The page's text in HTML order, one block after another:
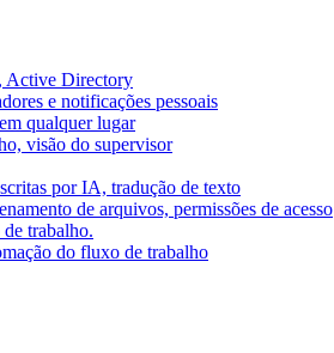
Active Directory
e notificações pessoais
qualquer lugar
visão do supervisor
por IA, tradução de texto
de arquivos, permissões de acesso
trabalho.
do fluxo de trabalho